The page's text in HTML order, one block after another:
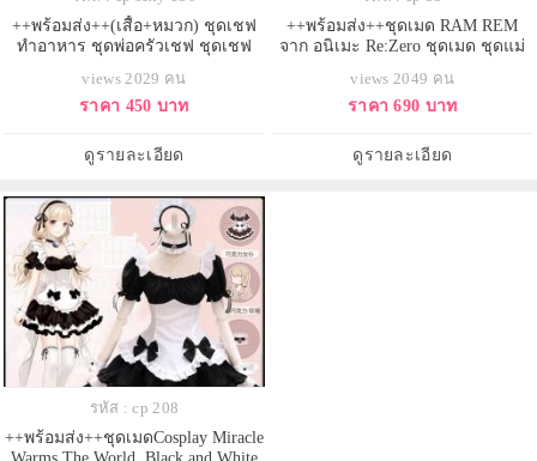
++พร้อมส่ง++(เสื้อ+หมวก) ชุดเชฟ
ทำอาหาร ชุดพ่อครัวเชฟ ชุดเชฟ
views 2029 คน
ราคา 450 บาท
ดูรายละเอียด
++พร้อมส่ง++ชุดเมด RAM REM
จาก อนิเมะ Re:Zero ชุดเมด ชุดแม่
views 2049 คน
ราคา 690 บาท
ดูรายละเอียด
รหัส : cp 208
++พร้อมส่ง++ชุดเมดCosplay Miracle